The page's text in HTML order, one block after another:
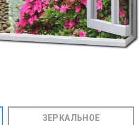
ЗЕРКАЛЬНОЕ